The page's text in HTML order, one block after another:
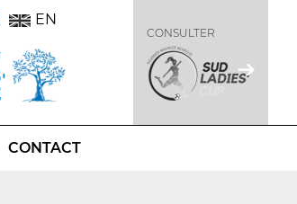
EN
CONSULTER
CONTACT